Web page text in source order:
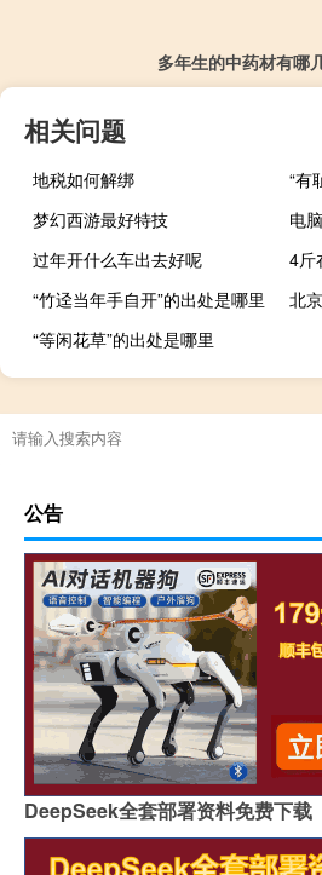
多年生的中药材有哪
相关问题
地税如何解绑
“有
梦幻西游最好特技
过年开什么车出去好呢
4斤
“竹迳当年手自开”的出处是哪里
北
“等闲花草”的出处是哪里
公告
DeepSeek全套部署资料免费下载